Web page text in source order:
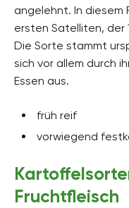
angelehnt. In diesem
ersten Satelliten, der
Die Sorte stammt
sich vor allem durch
Essen aus.
früh reif
vorwiegend
Fruchtfleisch